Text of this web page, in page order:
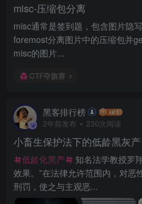
misc-压缩包分离
misc通常是签到题，包含图片隐
foremost分离图片中的压缩包并
misc的图片...
CTF夺旗赛
黑客排行榜
2年前发布 230次阅读
小畜生保护法下的低龄黑灰产
低龄化黑产
知名法学教授罗
效果。”在法律允许范围内，对恶
刑罚，使之与主观恶...